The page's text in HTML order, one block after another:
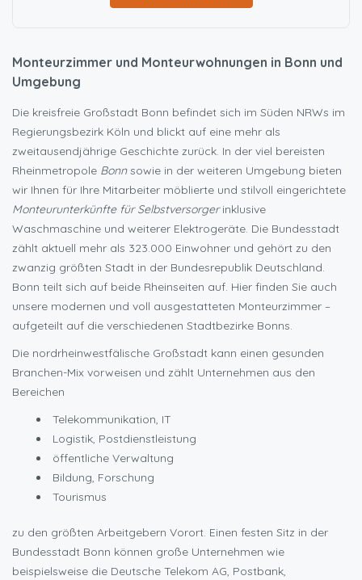
Monteurzimmer und Monteurwohnungen in Bonn und
Umgebung
Die kreisfreie Großstadt Bonn befindet sich im Süden NRWs im
Regierungsbezirk Köln und blickt auf eine mehr als
zweitausendjährige Geschichte zurück. In der viel bereisten
Rheinmetropole Bonnsowie in der weiteren Umgebung bieten
wir Ihnen für Ihre Mitarbeiter möblierte und stilvoll eingerichtete
Monteurunterkünfte für Selbstversorgerinklusive
Waschmaschine und weiterer Elektrogeräte. Die Bundesstadt
zählt aktuell mehr als 323.000 Einwohner und gehört zu den
zwanzig größten Stadt in der Bundesrepublik Deutschland.
Bonn teilt sich auf beide Rheinseiten auf. Hier finden Sie auch
unsere modernen und voll ausgestatteten Monteurzimmer –
aufgeteilt auf die verschiedenen Stadtbezirke Bonns.
Die nordrheinwestfälische Großstadt kann einen gesunden
Branchen-Mix vorweisen und zählt Unternehmen aus den
Bereichen
Telekommunikation, IT
Logistik, Postdienstleistung
öffentliche Verwaltung
Bildung, Forschung
Tourismus
zu den größten Arbeitgebern Vorort. Einen festen Sitz in der
Bundesstadt Bonn können große Unternehmen wie
beispielsweise die Deutsche Telekom AG, Postbank,